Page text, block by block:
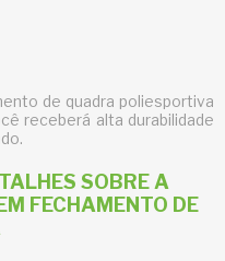
de quadra poliesportiva
receberá alta durabilidade
SOBRE A
FECHAMENTO DE